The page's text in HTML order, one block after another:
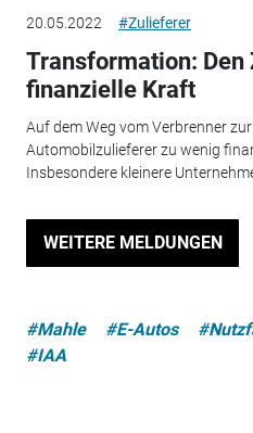
20.05.2022 #Zulieferer
Transformation:
finanzielle Kraft
Auf dem Weg vom Verbrenner
Automobilzulieferer zu wenig
Insbesondere kleinere
WEITERE MELDUNGEN
#Mahle #E-Autos
#IAA